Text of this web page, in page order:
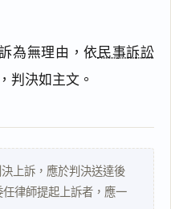
為無理由，依民事訴訟
判決如主文。
上訴，應於判決送達後
律師提起上訴者，應一
事